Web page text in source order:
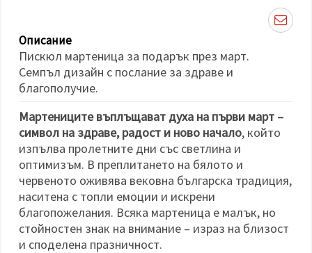
"Настройки",
избереш
дадения
"бисквитки"
и кликнеш
бутона
"Запази"
Приеми
всички
Настройки
на
бисквитките
Описание
Пискюл мартеница за подарък през март.
Семпъл дизайн с послание за здраве и
благополучие.
Мартениците въплъщават духа на първи март –
символ на здраве, радост и ново начало, който
изпълва пролетните дни със светлина и
оптимизъм. В преплитането на бялото и
червеното оживява вековна българска традиция,
наситена с топли емоции и искрени
благопожелания. Всяка мартеница е малък, но
стойностен знак на внимание – израз на близост
и споделена празничност.